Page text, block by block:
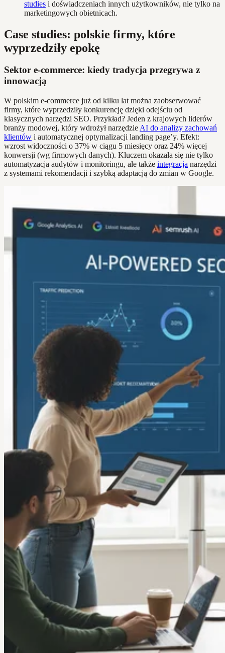
studies i doświadczeniach innych użytkowników, nie tylko na
marketingowych obietnicach.
Case studies: polskie firmy, które
wyprzedziły epokę
Sektor e-commerce: kiedy tradycja przegrywa z
innowacją
W polskim e-commerce już od kilku lat można zaobserwować
firmy, które wyprzedziły konkurencję dzięki odejściu od
klasycznych narzędzi SEO. Przykład? Jeden z krajowych liderów
branży modowej, który wdrożył narzędzie AI do analizy zachowań
klientów i automatycznej optymalizacji landing page’y. Efekt:
wzrost widoczności o 37% w ciągu 5 miesięcy oraz 24% więcej
konwersji (wg firmowych danych). Kluczem okazała się nie tylko
automatyzacja audytów i monitoringu, ale także integracja narzędzi
z systemami rekomendacji i szybką adaptacją do zmian w Google.